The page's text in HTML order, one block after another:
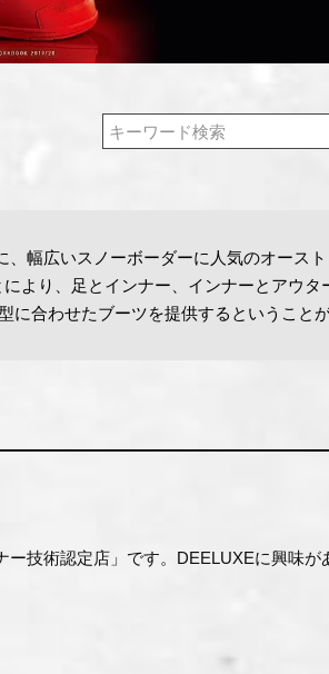
幅広いスノーボーダーに人気のオース
より、足とインナー、インナーとアウタ
合わせたブーツを提供するということ
技術認定店」です。DEELUXEに興味が